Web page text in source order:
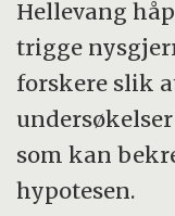
Hellevang
trigge
forskere slik
som kan
hypotesen.